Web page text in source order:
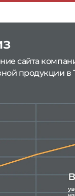
сайта
продукции